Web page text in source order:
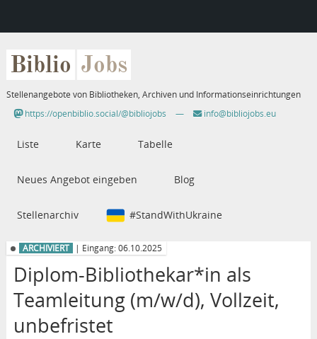
Biblio Jobs
Stellenangebote von Bibliotheken, Archiven und Informationseinrichtungen
https://openbiblio.social/@bibliojobs
— info@bibliojobs.eu
Liste Karte Tabelle
Neues Angebot eingeben Blog
Stellenarchiv #StandWithUkraine
ARCHIVIERT | Eingang: 06.10.2025
Diplom-Bibliothekar*in als
Teamleitung (m/w/d), Vollzeit,
unbefristet